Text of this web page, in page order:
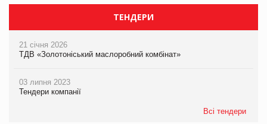
ТЕНДЕРИ
21 січня 2026
ТДВ «Золотоніський маслоробний комбінат»
03 липня 2023
Тендери компанії
Всі тендери